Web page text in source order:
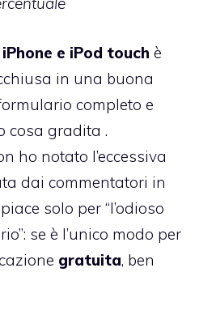
e iPod touch è
in una buona
completo e
cosa gradita .
ho notato l’eccessiva
dai commentatori in
solo per “l’odioso
se è l’unico modo per
gratuita, ben